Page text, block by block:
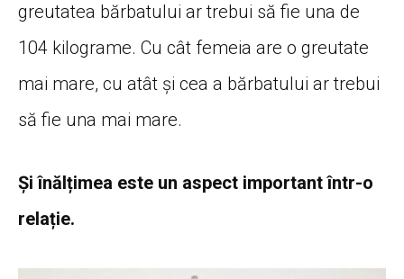
greutatea bărbatului ar trebui să fie una de
104 kilograme. Cu cât femeia are o greutate
mai mare, cu atât și cea a bărbatului ar trebui
să fie una mai mare.
Și înălțimea este un aspect important într-o
relație.